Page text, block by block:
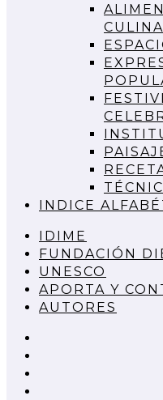
INDICE
IDIME
FUNDACIÓN
UNESCO
APORTA Y
AUTORES